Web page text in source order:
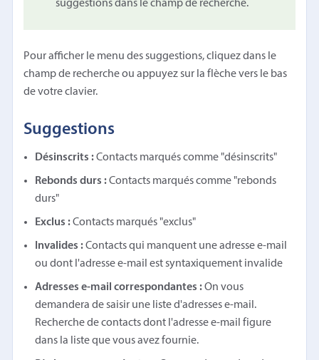
suggestions dans le champ de recherche.
Pour afficher le menu des suggestions, cliquez dans le
champ de recherche ou appuyez sur la flèche vers le bas
de votre clavier.
Suggestions
Désinscrits :Contacts marqués comme "désinscrits"
Rebonds durs :Contacts marqués comme "rebonds
durs"
Exclus :Contacts marqués "exclus"
Invalides :Contacts qui manquent une adresse e-mail
ou dont l'adresse e-mail est syntaxiquement invalide
Adresses e-mail correspondantes :On vous
demandera de saisir une liste d'adresses e-mail.
Recherche de contacts dont l'adresse e-mail figure
dans la liste que vous avez fournie.